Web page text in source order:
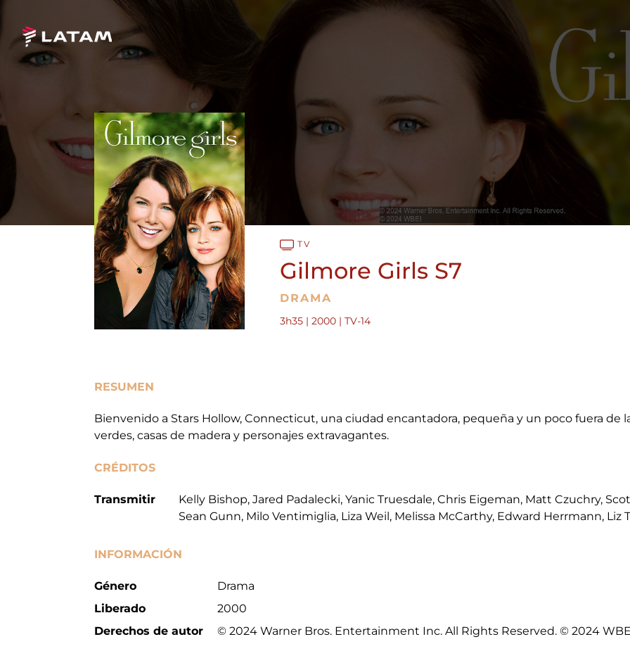
TV
Gilmore Girls S7
DRAMA
3h35 | 2000 | TV-14
RESUMEN
Bienvenido a Stars Hollow, Connecticut, una ciudad encantadora, pequeña y un poco fuera de
verdes, casas de madera y personajes extravagantes.
CRÉDITOS
Transmitir
Kelly Bishop, Jared Padalecki, Yanic Truesdale, Chris Eigeman, Matt Czuchry,
Sean Gunn, Milo Ventimiglia, Liza Weil, Melissa McCarthy, Edward Herrmann, Liz
INFORMACIÓN
Género
Liberado
Derechos de autor
Drama
2000
© 2024 Warner Bros. Entertainment Inc. All Rights Reserved. © 2024